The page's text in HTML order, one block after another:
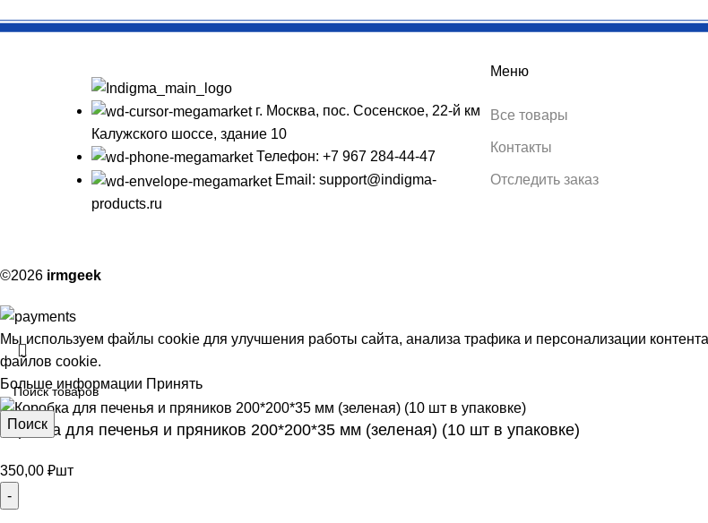
г. Москва, пос. Сосенское, 22-й км
Калужского шоссе, здание 10
Телефон: +7 967 284-44-47
Email: support@indigma-
products.ru
Меню
Все товары
Контакты
Отследить заказ
©2026 irmgeek
Поиск
Мы используем файлы cookie для улучшения работы сайта, анализа трафика и персонализации
файлов cookie.
Больше информации Принять
Коробка для печенья и пряников 200*200*35 мм (зеленая) (10 шт в упаковке)
350,00 ₽шт